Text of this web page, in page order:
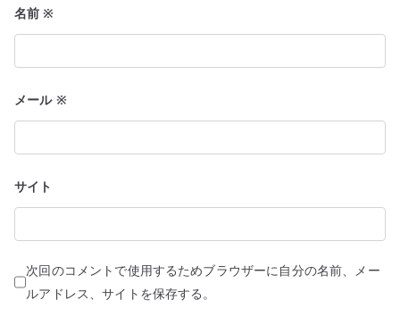
名前※
メール ※
サイト
次回のコメントで使用するためブラウザーに自分の名前、メー
ルアドレス、サイトを保存する。